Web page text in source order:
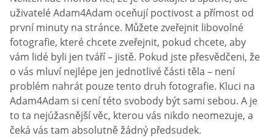
uživatelé Adam4Adam oceňují poctivost a přímost od
první minuty na stránce. Můžete zveřejnit libovolné
fotografie, které chcete zveřejnit, pokud chcete, aby
vám lidé byli jen tváří – jistě. Pokud jste přesvědčeni, že
o vás mluví nejlépe jen jednotlivé části těla – není
problém nahrát pouze tento druh fotografie. Kluci na
Adam4Adam si cení této svobody být sami sebou. A je
to ta nejúžasnější věc, kterou vás nikdo neomezuje, a
čeká vás tam absolutně žádný předsudek.